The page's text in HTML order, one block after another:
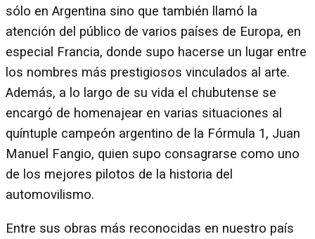
sólo en Argentina sino que también llamó la
atención del público de varios países de Europa, en
especial Francia, donde supo hacerse un lugar entre
los nombres más prestigiosos vinculados al arte.
Además, a lo largo de su vida el chubutense se
encargó de homenajear en varias situaciones al
quíntuple campeón argentino de la Fórmula 1, Juan
Manuel Fangio, quien supo consagrarse como uno
de los mejores pilotos de la historia del
automovilismo.
Entre sus obras más reconocidas en nuestro país